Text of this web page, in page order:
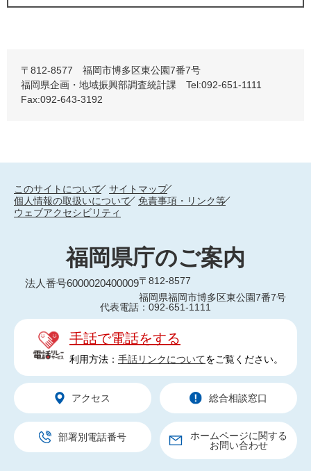
〒812-8577 福岡市博多区東公園7番7号
福岡県企画・地域振興部調査統計課 Tel:092-651-1111
Fax:092-643-3192
このサイトについて
サイトマップ
個人情報の取扱いについて
免責事項・リンク等
ウェブアクセシビリティ
福岡県庁のご案内
法人番号6000020400009〒812-8577
福岡県福岡市博多区東公園7番7号
代表電話：092-651-1111
手話で電話をする
利用方法： 手話リンクについてをご覧ください。
アクセス 総合相談窓口
部署別電話番号
ホームページに関する
お問い合わせ